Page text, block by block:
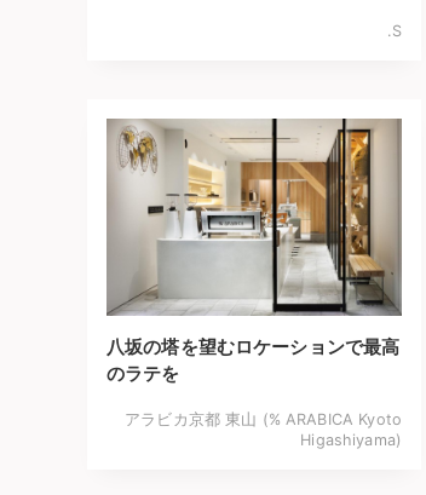
.S
八坂の塔を望むロケーションで最高
のラテを
アラビカ京都 東山 (% ARABICA Kyoto
Higashiyama)